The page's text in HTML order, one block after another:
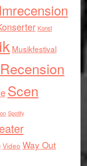
Konst
Musikfestival
Recension
Scen
Spotify
Video Way Out